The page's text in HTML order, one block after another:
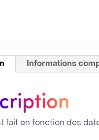
Informations
fait en fonction des